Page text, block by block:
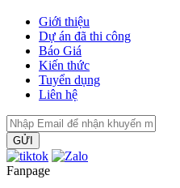
Giới thiệu
Dự án đã thi công
Báo Giá
Kiến thức
Tuyển dụng
Liên hệ
GỬI
Fanpage